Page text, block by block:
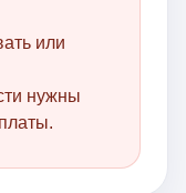
или
нужны